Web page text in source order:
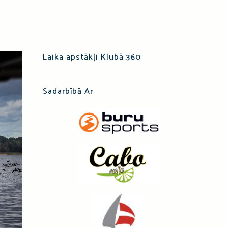
Laika apstākļi Klubā 360
Sadarbībā Ar